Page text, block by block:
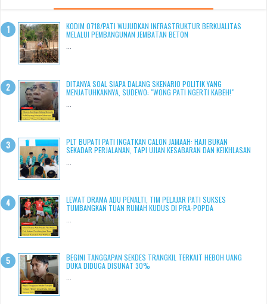
KODIM 0718/PATI WUJUDKAN INFRASTRUKTUR BERKUALITAS
MELALUI PEMBANGUNAN JEMBATAN BETON
DITANYA SOAL SIAPA DALANG SKENARIO POLITIK YANG
MENJATUHKANNYA, SUDEWO: "WONG PATI NGERTI KABEH!"
PLT BUPATI PATI INGATKAN CALON JAMAAH: HAJI BUKAN
SEKADAR PERJALANAN, TAPI UJIAN KESABARAN DAN KEIKHLASAN
LEWAT DRAMA ADU PENALTI, TIM PELAJAR PATI SUKSES
TUMBANGKAN TUAN RUMAH KUDUS DI PRA-POPDA
BEGINI TANGGAPAN SEKDES TRANGKIL TERKAIT HEBOH UANG
DUKA DIDUGA DISUNAT 30%